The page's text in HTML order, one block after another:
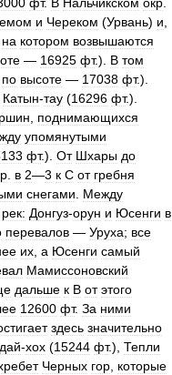
и Череком (Урвань) и
на котором возвышаются
— 16925 фт.). В том
по высоте — 17038 фт.).
Катын-тау (16296 фт.).
поднимающихся
упомянутыми
фт.). От Шхары до
в 2—3 к С от гребня
снегами
Между
рек: Донгуз-орун и Юсенги в
перевалов — Уруха; все
их а Юсенги самый
Мамиссоновский
дальше к В от этого
12600 фт. За ними
здесь значительно
-хох (15244 фт.), Тепли
Черных гор которые